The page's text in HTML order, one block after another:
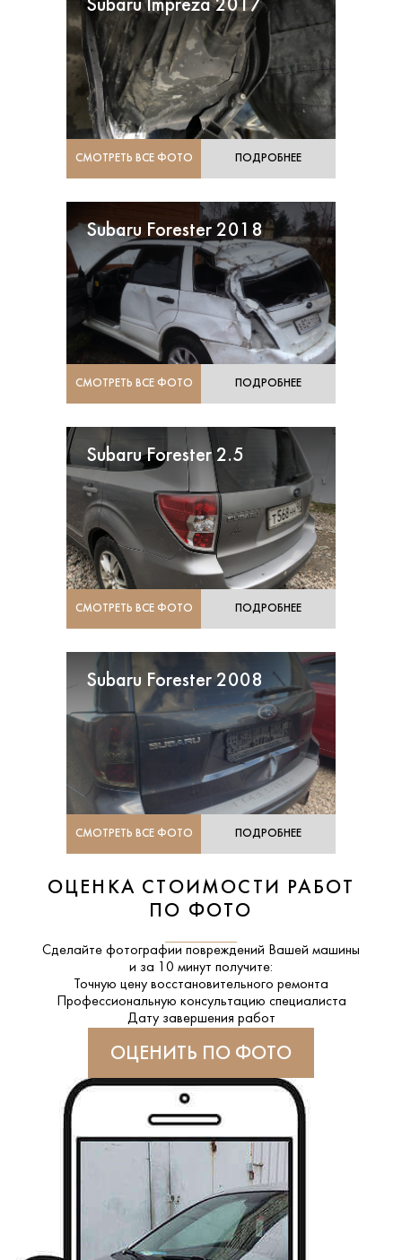
Subaru Impreza 2017
СМОТРЕТЬ ВСЕ ФОТО ПОДРОБНЕЕ
Subaru Forester 2018
СМОТРЕТЬ ВСЕ ФОТО ПОДРОБНЕЕ
Subaru Forester 2.5
СМОТРЕТЬ ВСЕ ФОТО ПОДРОБНЕЕ
Subaru Forester 2008
СМОТРЕТЬ ВСЕ ФОТО ПОДРОБНЕЕ
ОЦЕНКА СТОИМОСТИ РАБОТ
ПО ФОТО
Сделайте фотографии повреждений Вашей машины
и за
10 минут получите:
Точную цену восстановительного ремонта
Профессиональную консультацию специалиста
Дату завершения работ
ОЦЕНИТЬ ПО ФОТО